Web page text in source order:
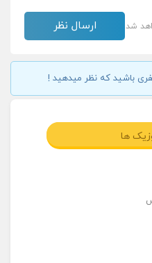
شد
باشید که نظر میدهید !
ها